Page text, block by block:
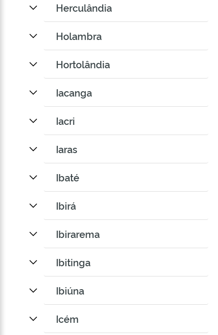
Herculândia
Holambra
Hortolândia
Iacanga
Iacri
Iaras
Ibaté
Ibirá
Ibirarema
Ibitinga
Ibiúna
Icém